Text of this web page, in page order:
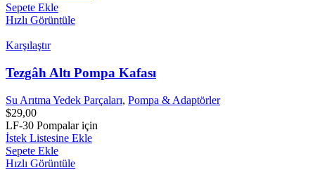
Sepete Ekle
Hızlı Görüntüle
Karşılaştır
Tezgâh Altı Pompa Kafası
Su Arıtma Yedek Parçaları, Pompa & Adaptörler
$29,00
LF-30 Pompalar için
İstek Listesine Ekle
Sepete Ekle
Hızlı Görüntüle